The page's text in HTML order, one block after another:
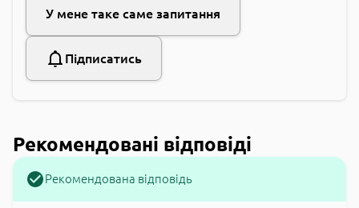
У мене таке саме запитання
Підписатись
Рекомендовані відповіді
Рекомендована відповідь